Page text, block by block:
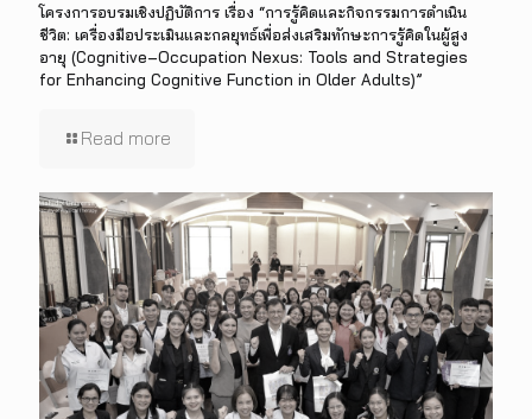
โครงการอบรมเชิงปฏิบัติการ เรื่อง “การรู้คิดและกิจกรรมการดำเนิน
ชีวิต: เครื่องมือประเมินและกลยุทธ์เพื่อส่งเสริมทักษะการรู้คิดในผู้สูง
อายุ (Cognitive–Occupation Nexus: Tools and Strategies
for Enhancing Cognitive Function in Older Adults)”
Read more